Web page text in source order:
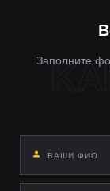
Заполните